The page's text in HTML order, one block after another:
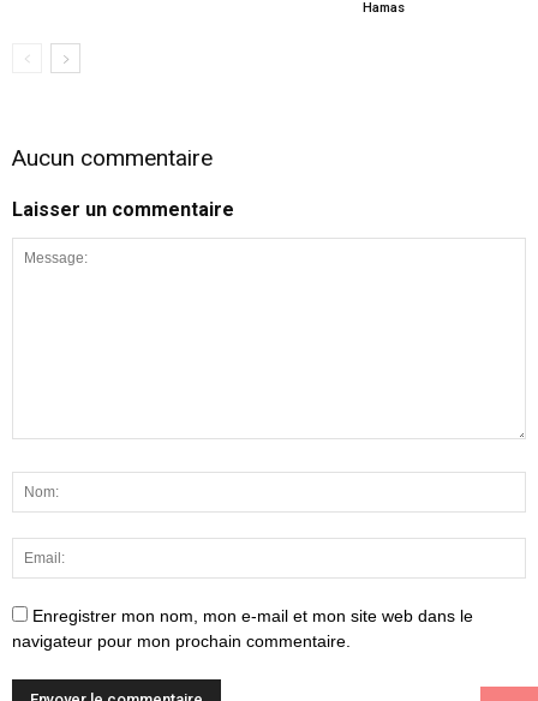
Hamas
Aucun commentaire
Laisser un commentaire
Enregistrer mon nom, mon e-mail et mon site web dans le
navigateur pour mon prochain commentaire.